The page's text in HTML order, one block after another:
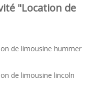
"Location de
de limousine hummer
de limousine lincoln